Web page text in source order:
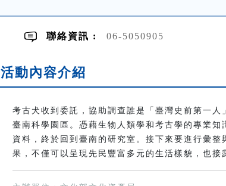
聯絡資訊 : 06-5050905
活動內容介紹
考古犬收到委託，協助調查誰是「臺灣史前第一
臺南科學園區。憑藉生物人類學和考古學的專業
資料，終於回到臺南的研究室。接下來要進行彙
果，不僅可以呈現先民豐富多元的生活樣貌，也